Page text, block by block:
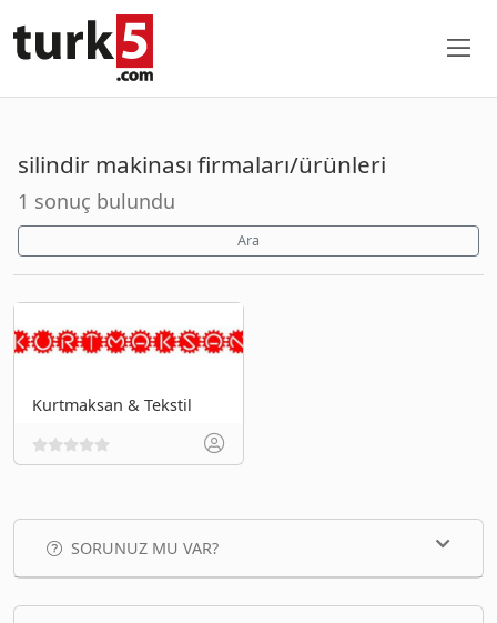
silindir makinası firmaları/ürünleri
1 sonuç bulundu
Ara
Kurtmaksan & Tekstil
SORUNUZ MU VAR?